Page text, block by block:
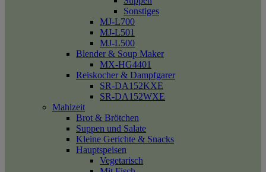
Sonstiges
MJ-L700
MJ-L501
MJ-L500
Blender & Soup Maker
MX-HG4401
Reiskocher & Dampfgarer
SR-DA152KXE
SR-DA152WXE
Mahlzeit
Brot & Brötchen
Suppen und Salate
Kleine Gerichte & Snacks
Hauptspeisen
Vegetarisch